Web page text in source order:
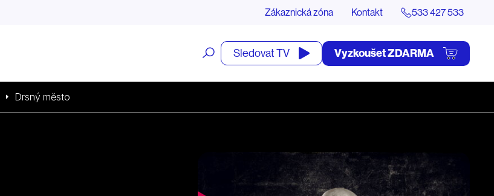
Zákaznická zóna Kontakt 533 427 533
Otevřít
vyhledávání
Sledovat TV Vyzkoušet ZDARMA
Drsný město